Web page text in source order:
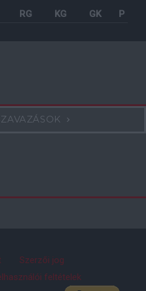
RG KG GK P
Szerzői jog
feltételek